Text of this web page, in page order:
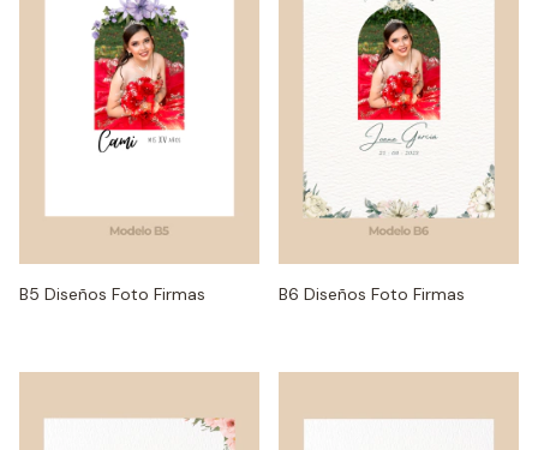
B5 Diseños Foto Firmas B6 Diseños Foto Firmas